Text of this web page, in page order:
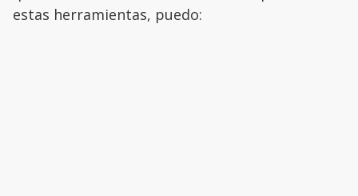
estas herramientas, puedo: